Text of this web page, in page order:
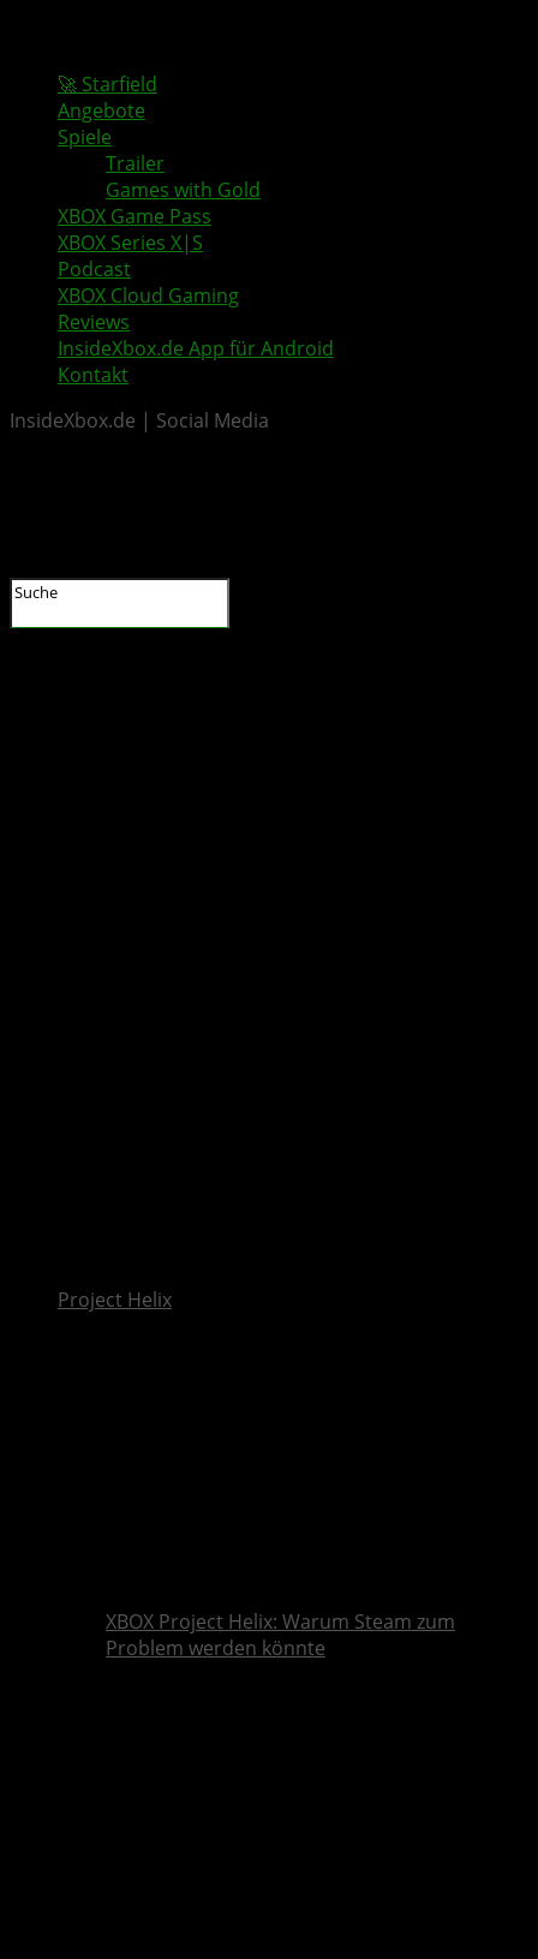
🚀 Starfield
Angebote
Spiele
Trailer
Games with Gold
XBOX Game Pass
XBOX Series X|S
Podcast
XBOX Cloud Gaming
Reviews
InsideXbox.de App für Android
Kontakt
InsideXbox.de | Social Media
Project Helix
XBOX Project Helix: Warum Steam zum
Problem werden könnte